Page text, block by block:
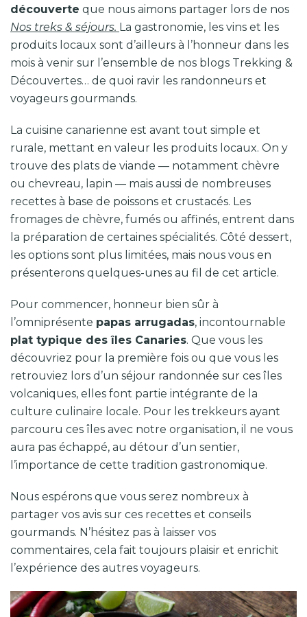
découverte que nous aimons partager lors de nos
Nos treks & séjours. La gastronomie, les vins et les
produits locaux sont d’ailleurs à l’honneur dans les
mois à venir sur l’ensemble de nos blogs Trekking &
Découvertes… de quoi ravir les randonneurs et
voyageurs gourmands.
La cuisine canarienne est avant tout simple et
rurale, mettant en valeur les produits locaux. On y
trouve des plats de viande — notamment chèvre
ou chevreau, lapin — mais aussi de nombreuses
recettes à base de poissons et crustacés. Les
fromages de chèvre, fumés ou affinés, entrent dans
la préparation de certaines spécialités. Côté dessert,
les options sont plus limitées, mais nous vous en
présenterons quelques-unes au fil de cet article.
Pour commencer, honneur bien sûr à
l’omniprésente papas arrugadas, incontournable
plat typique des îles Canaries. Que vous les
découvriez pour la première fois ou que vous les
retrouviez lors d’un séjour randonnée sur ces îles
volcaniques, elles font partie intégrante de la
culture culinaire locale. Pour les trekkeurs ayant
parcouru ces îles avec notre organisation, il ne vous
aura pas échappé, au détour d’un sentier,
l’importance de cette tradition gastronomique.
Nous espérons que vous serez nombreux à
partager vos avis sur ces recettes et conseils
gourmands. N’hésitez pas à laisser vos
commentaires, cela fait toujours plaisir et enrichit
l’expérience des autres voyageurs.